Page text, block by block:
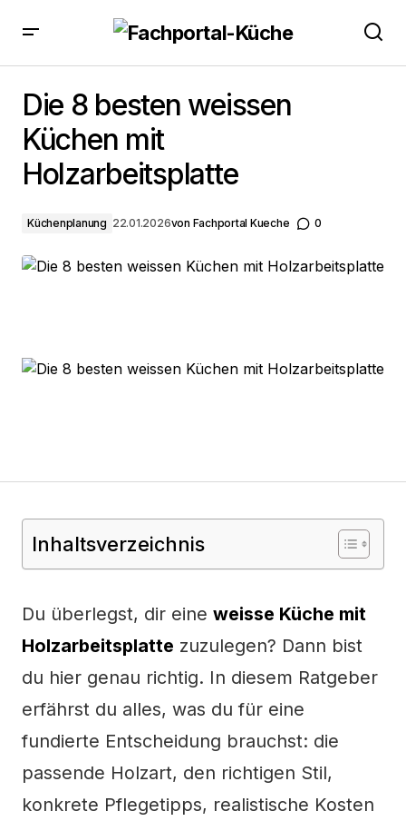
Die 8 besten weissen
Küchen mit
Holzarbeitsplatte
Küchenplanung 22.01.2026von Fachportal Kueche 0
Inhaltsverzeichnis
Du überlegst, dir eine weisse Küche mit
Holzarbeitsplatte zuzulegen? Dann bist
du hier genau richtig. In diesem Ratgeber
erfährst du alles, was du für eine
fundierte Entscheidung brauchst: die
passende Holzart, den richtigen Stil,
konkrete Pflegetipps, realistische Kosten